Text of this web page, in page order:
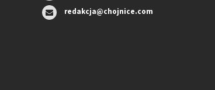
redakcja@chojnice.com